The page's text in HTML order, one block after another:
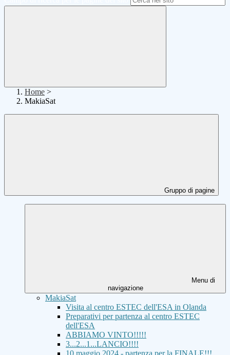
Home >
MakiaSat
Gruppo di pagine
Menu di
navigazione
MakiaSat
Visita al centro ESTEC dell'ESA in Olanda
Preparativi per partenza al centro ESTEC
dell'ESA
ABBIAMO VINTO!!!!!
3...2...1...LANCIO!!!!